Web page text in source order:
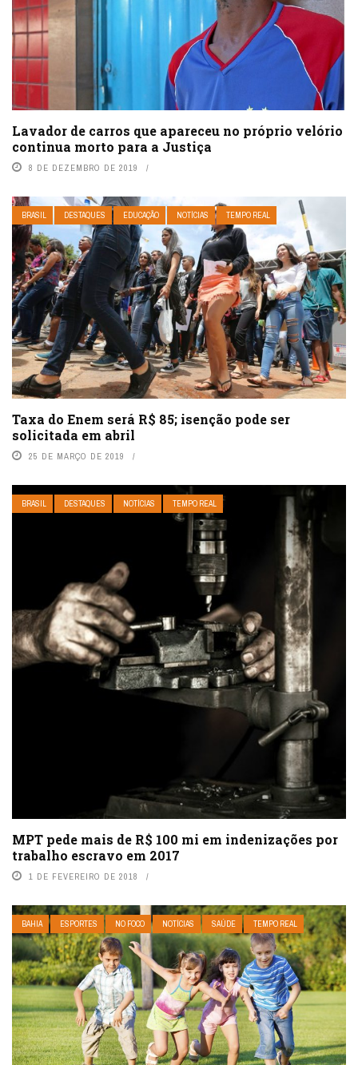
Lavador de carros que apareceu no próprio velório
continua morto para a Justiça
8 DE DEZEMBRO DE 2019
BRASIL DESTAQUES EDUCAÇÃO NOTÍCIAS TEMPO REAL
Taxa do Enem será R$ 85; isenção pode ser
solicitada em abril
25 DE MARÇO DE 2019
BRASIL DESTAQUES NOTÍCIAS TEMPO REAL
MPT pede mais de R$ 100 mi em indenizações por
trabalho escravo em 2017
1 DE FEVEREIRO DE 2018
BAHIA ESPORTES NO FOCO NOTÍCIAS SAÚDE TEMPO REAL